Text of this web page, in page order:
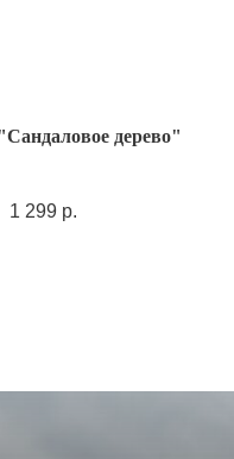
дерево"
1 299 р.